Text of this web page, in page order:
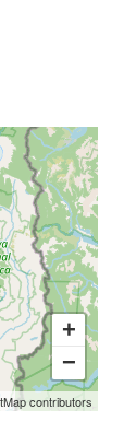
+
−
contributors